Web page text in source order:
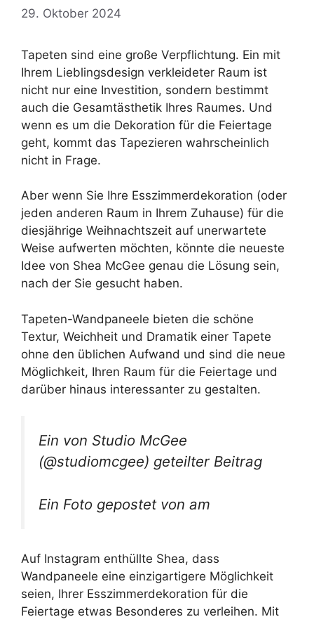
29. Oktober 2024
Tapeten sind eine große Verpflichtung. Ein mit
Ihrem Lieblingsdesign verkleideter Raum ist
nicht nur eine Investition, sondern bestimmt
auch die Gesamtästhetik Ihres Raumes. Und
wenn es um die Dekoration für die Feiertage
geht, kommt das Tapezieren wahrscheinlich
nicht in Frage.
Aber wenn Sie Ihre Esszimmerdekoration (oder
jeden anderen Raum in Ihrem Zuhause) für die
diesjährige Weihnachtszeit auf unerwartete
Weise aufwerten möchten, könnte die neueste
Idee von Shea McGee genau die Lösung sein,
nach der Sie gesucht haben.
Tapeten-Wandpaneele bieten die schöne
Textur, Weichheit und Dramatik einer Tapete
ohne den üblichen Aufwand und sind die neue
Möglichkeit, Ihren Raum für die Feiertage und
darüber hinaus interessanter zu gestalten.
Ein von Studio McGee
(@studiomcgee) geteilter Beitrag
Ein Foto gepostet von am
Auf Instagram enthüllte Shea, dass
Wandpaneele eine einzigartigere Möglichkeit
seien, Ihrer Esszimmerdekoration für die
Feiertage etwas Besonderes zu verleihen. Mit